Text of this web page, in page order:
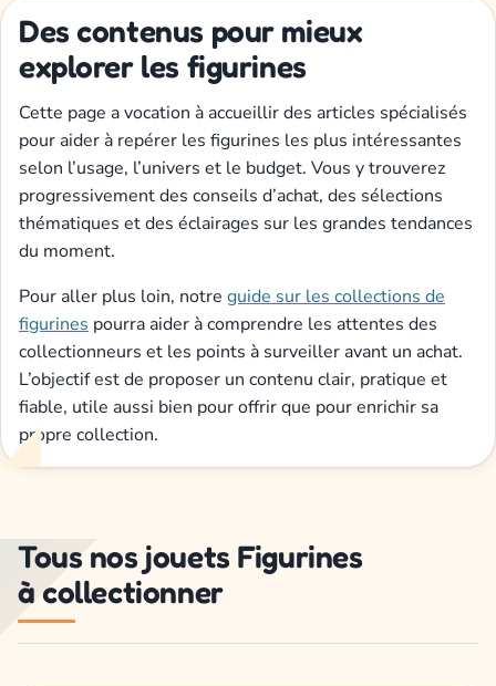
Des contenus pour mieux
explorer les figurines
Cette page a vocation à accueillir des articles spécialisés
pour aider à repérer les figurines les plus intéressantes
selon l’usage, l’univers et le budget. Vous y trouverez
progressivement des conseils d’achat, des sélections
thématiques et des éclairages sur les grandes tendances
du moment.
Pour aller plus loin, notre guide sur les collections de
figurines pourra aider à comprendre les attentes des
collectionneurs et les points à surveiller avant un achat.
L’objectif est de proposer un contenu clair, pratique et
fiable, utile aussi bien pour offrir que pour enrichir sa
propre collection.
Tous nos jouets Figurines
à collectionner